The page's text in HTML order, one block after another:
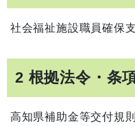
社会福祉施設職員確保
2 根拠法令・条
高知県補助金等交付規